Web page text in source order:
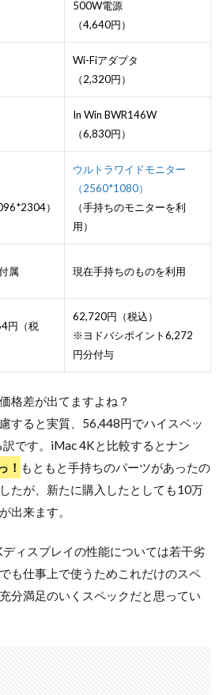
500W電源
（4,640円）
Wi-Fiアダプタ
（2,320円）
In Win BWR146W
（6,830円）
）
ウルトラワイドモニター
（2560*1080）
（手持ちのモニターを利
用）
属 現在手持ちのものを利用
円（税
62,720円（税込）
※ヨドバシポイント6,272
円分付与
格差が出てますよね？
すると実質、56,448円でハイスペッ
です。iMac 4Kと比較するとナン
！ もともと手持ちのパーツがあったの
たが、新たに購入したとしても10万
出来ます。
ィスプレイの性能については若干劣
も仕事上で使うためこれだけのスペ
分満足のいくスペックだと思ってい